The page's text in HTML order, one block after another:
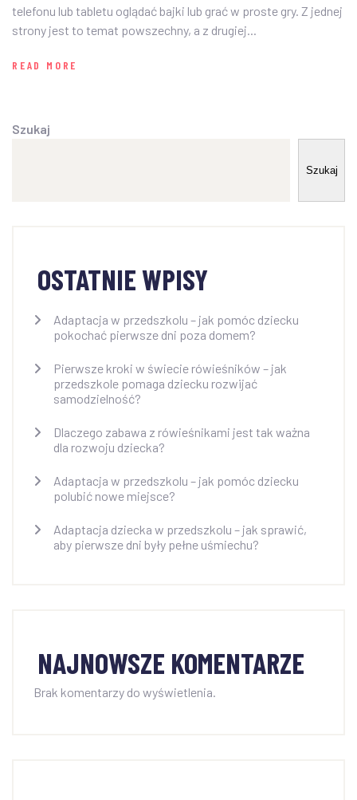
telefonu lub tabletu oglądać bajki lub grać w proste gry. Z jednej
strony jest to temat powszechny, a z drugiej...
READ MORE
Szukaj
Szukaj
OSTATNIE WPISY
Adaptacja w przedszkolu – jak pomóc dziecku
pokochać pierwsze dni poza domem?
Pierwsze kroki w świecie rówieśników – jak
przedszkole pomaga dziecku rozwijać
samodzielność?
Dlaczego zabawa z rówieśnikami jest tak ważna
dla rozwoju dziecka?
Adaptacja w przedszkolu – jak pomóc dziecku
polubić nowe miejsce?
Adaptacja dziecka w przedszkolu – jak sprawić,
aby pierwsze dni były pełne uśmiechu?
NAJNOWSZE KOMENTARZE
Brak komentarzy do wyświetlenia.